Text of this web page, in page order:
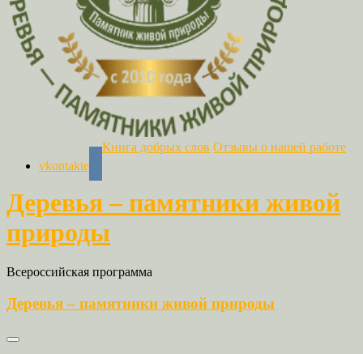
vkontakte
Книга добрых слов Отзывы о нашей работе
Деревья – памятники живой
природы
Всероссийская программа
Деревья – памятники живой природы